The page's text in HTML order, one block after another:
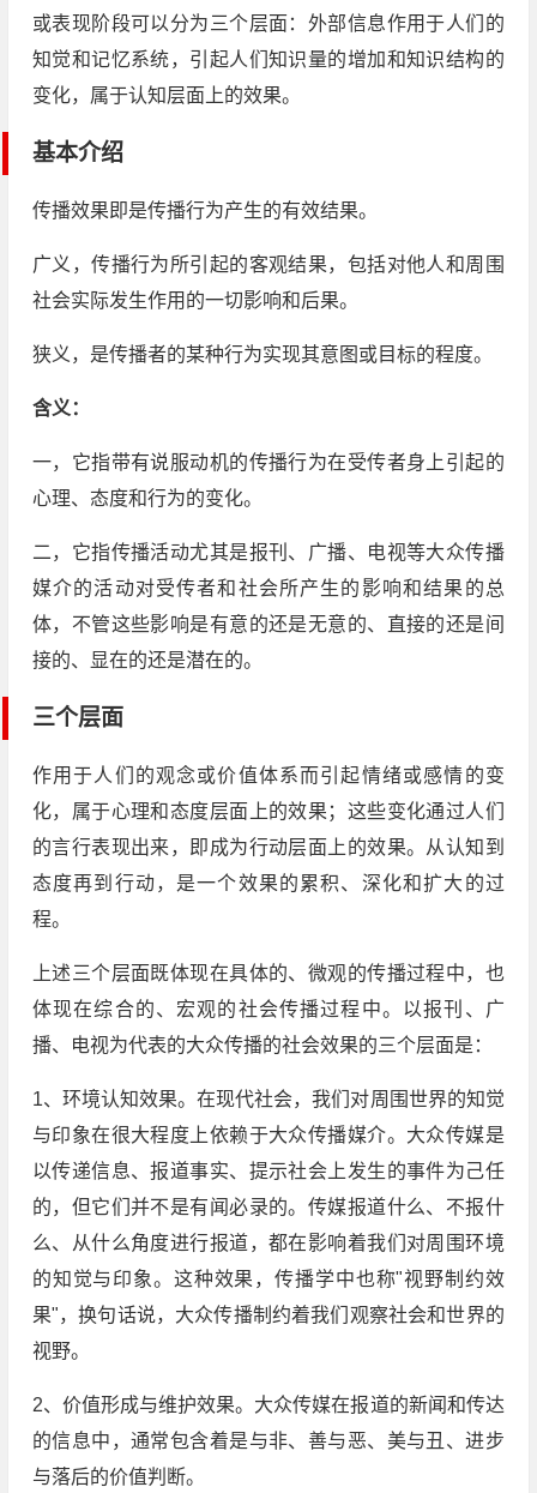
或表现阶段可以分为三个层面：外部信息作用于人们的
知觉和记忆系统，引起人们知识量的增加和知识结构的
变化，属于认知层面上的效果。
基本介绍
传播效果即是传播行为产生的有效结果。
广义，传播行为所引起的客观结果，包括对他人和周围
社会实际发生作用的一切影响和后果。
狭义，是传播者的某种行为实现其意图或目标的程度。
含义：
一，它指带有说服动机的传播行为在受传者身上引起的
心理、态度和行为的变化。
二，它指传播活动尤其是报刊、广播、电视等大众传播
媒介的活动对受传者和社会所产生的影响和结果的总
体，不管这些影响是有意的还是无意的、直接的还是间
接的、显在的还是潜在的。
三个层面
作用于人们的观念或价值体系而引起情绪或感情的变
化，属于心理和态度层面上的效果；这些变化通过人们
的言行表现出来，即成为行动层面上的效果。从认知到
态度再到行动，是一个效果的累积、深化和扩大的过
程。
上述三个层面既体现在具体的、微观的传播过程中，也
体现在综合的、宏观的社会传播过程中。以报刊、广
播、电视为代表的大众传播的社会效果的三个层面是：
1、环境认知效果。在现代社会，我们对周围世界的知觉
与印象在很大程度上依赖于大众传播媒介。大众传媒是
以传递信息、报道事实、提示社会上发生的事件为己任
的，但它们并不是有闻必录的。传媒报道什么、不报什
么、从什么角度进行报道，都在影响着我们对周围环境
的知觉与印象。这种效果，传播学中也称"视野制约效
果"，换句话说，大众传播制约着我们观察社会和世界的
视野。
2、价值形成与维护效果。大众传媒在报道的新闻和传达
的信息中，通常包含着是与非、善与恶、美与丑、进步
与落后的价值判断。